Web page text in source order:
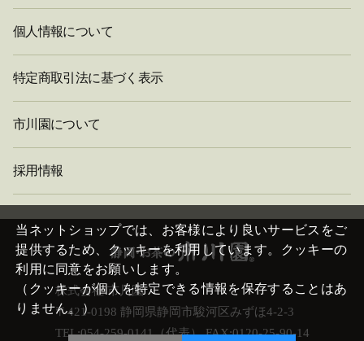
個人情報について
特定商取引法に基づく表示
市川園について
採用情報
株式会社 市川園
〒421-0198 静岡県静岡市駿河区みずほ4-2-3
TEL:054-259-0141（代表） FAX:0120-25-90-14
当ネットショップでは、お客様により良いサービスをご
提供するため、クッキーを利用しています。クッキーの
利用に同意をお願いします。
（クッキーが個人を特定できる情報を保存することはあ
りません。）
閉
じ
る